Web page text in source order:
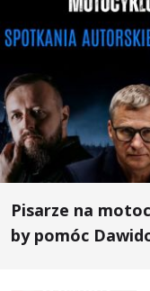
Pisarze na
by pomóc